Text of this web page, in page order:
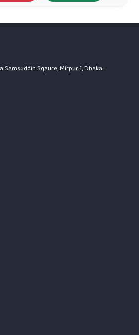
Samsuddin Sqaure, Mirpur 1, Dhaka..